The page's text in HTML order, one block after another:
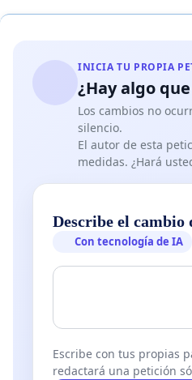
INICIA TU PROPIA
¿Hay algo
Los cambios no
silencio.
El autor de esta
medidas. ¿Hará
Describe el cambio
Con tecnología de IA
Escribe con tus propias
redactará una petición